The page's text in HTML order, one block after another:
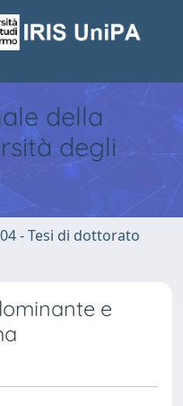
della
degli
04 - Tesi di dottorato
e